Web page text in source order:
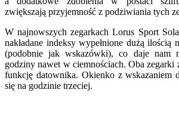
zwiększają przyjemność z podziwiania tych
W najnowszych zegarkach Lorus Sport
nakładane indeksy wypełnione dużą ilością
(podobnie jak wskazówki), co daje nam
godziny nawet w ciemnościach. Oba zegarki
funkcję datownika. Okienko z wskazaniem
się na godzinie trzeciej.